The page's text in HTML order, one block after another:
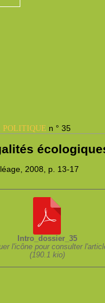
POLITIQUE n ° 35
2008, p. 13-17
Intro_dossier_35
l'icône pour consulter
(190.1 kio)